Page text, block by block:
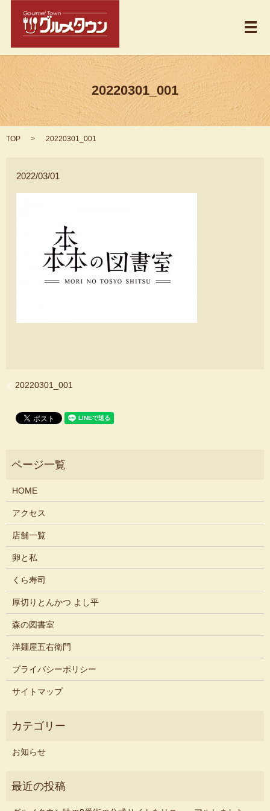
メ
20220301_001
TOP 20220301_001
2022/03/01
20220301_001
HOME
アクセス
店舗一覧
卵と私
くら寿司
厚切りとんかつ よし平
森の図書室
洋麺屋五右衛門
プライバシーポリシー
サイトマップ
お知らせ